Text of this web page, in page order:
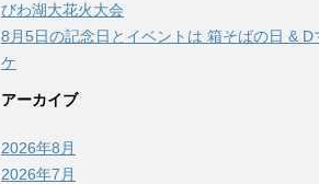
びわ湖大花火大会
8月5日の記念日とイベントは 箱そばの日 & D
ケ
アーカイブ
2026年8月
2026年7月